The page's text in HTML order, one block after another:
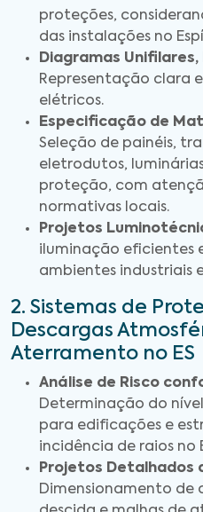
proteções,
das instalações no
Diagramas
Representação clara
elétricos.
Especificação de
Seleção de painéis,
eletrodutos,
proteção, com
normativas locais.
Projetos
iluminação eficientes
ambientes industriais
2. Sistemas de
Descargas
Aterramento no ES
Análise de Risco
Determinação do
para edificações e
incidência de raios no
Projetos Detalhados
Dimensionamento de